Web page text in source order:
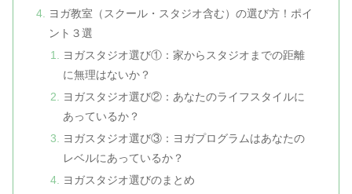
ヨガ教室（スクール・スタジオ含む）の選び方！ポイ
ント３選
ヨガスタジオ選び①：家からスタジオまでの距離
に無理はないか？
ヨガスタジオ選び②：あなたのライフスタイルに
あっているか？
ヨガスタジオ選び③：ヨガプログラムはあなたの
レベルにあっているか？
ヨガスタジオ選びのまとめ